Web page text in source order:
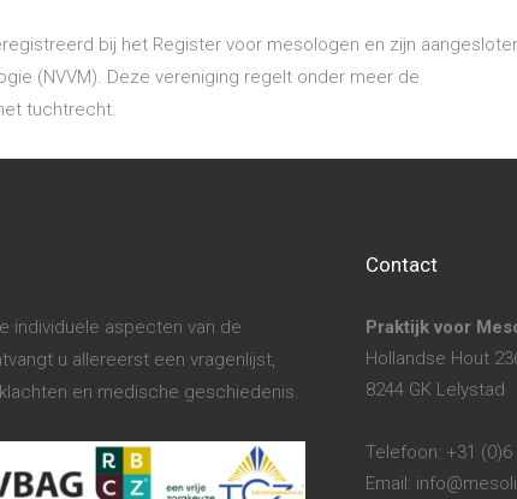
bij het Register voor mesologen en zijn
(NVVM). Deze vereniging regelt onder meer de
tuchtrecht.
individuele aspecten van de
u allereerst een vragenlijst,
en medische geschiedenis.
Contact
Praktijk voor
Hollandse Hout
8244 GK Lelystad
Telefoon: +31 (0)6
Email: